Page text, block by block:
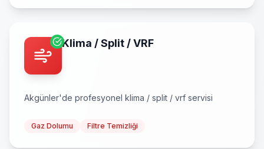
Klima / Split / VRF
Akgünler'de profesyonel klima / split / vrf servisi
Gaz Dolumu Filtre Temizliği